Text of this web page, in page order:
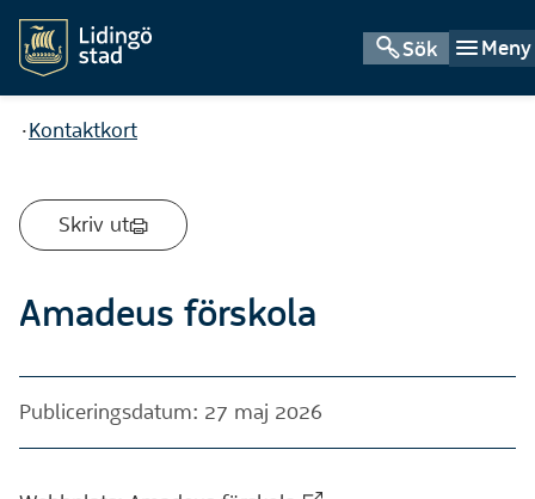
Sök Meny
Du är här:
Kontaktkort
Skriv ut
Amadeus förskola
Publiceringsdatum: 27 maj 2026